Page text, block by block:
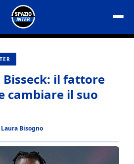
il fattore
cambiare il suo
Laura Bisogno